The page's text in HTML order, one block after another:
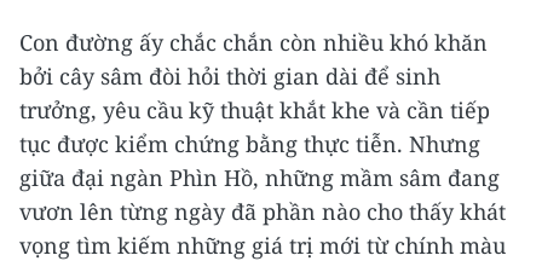
Con đường ấy chắc chắn còn nhiều khó khăn
bởi cây sâm đòi hỏi thời gian dài để sinh
trưởng, yêu cầu kỹ thuật khắt khe và cần tiếp
tục được kiểm chứng bằng thực tiễn. Nhưng
giữa đại ngàn Phìn Hồ, những mầm sâm đang
vươn lên từng ngày đã phần nào cho thấy khát
vọng tìm kiếm những giá trị mới từ chính màu